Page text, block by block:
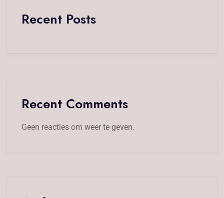
Recent Posts
Recent Comments
Geen reacties om weer te geven.